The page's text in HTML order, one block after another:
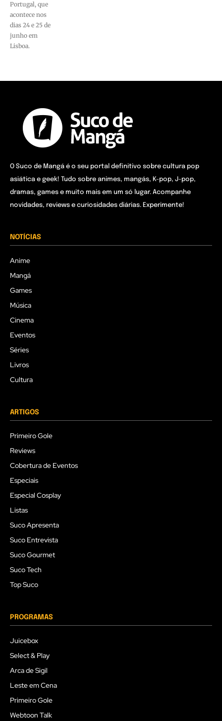
Portugal, que
acontece nos
dias 24 e 25 de
junho em
Lisboa.
O Suco de Mangá é o seu portal definitivo sobre cultura pop
asiática e geek! Tudo sobre animes, mangás, K-pop, J-pop,
dramas, games e muito mais em um só lugar. Acompanhe
novidades, reviews e curiosidades diárias. Experimente!
NOTÍCIAS
Anime
Mangá
Games
Música
Cinema
Eventos
Séries
Livros
Cultura
ARTIGOS
Primeiro Gole
Reviews
Cobertura de Eventos
Especiais
Especial Cosplay
Listas
Suco Apresenta
Suco Entrevista
Suco Gourmet
Suco Tech
Top Suco
PROGRAMAS
Juicebox
Select & Play
Arca de Sigil
Leste em Cena
Primeiro Gole
Webtoon Talk